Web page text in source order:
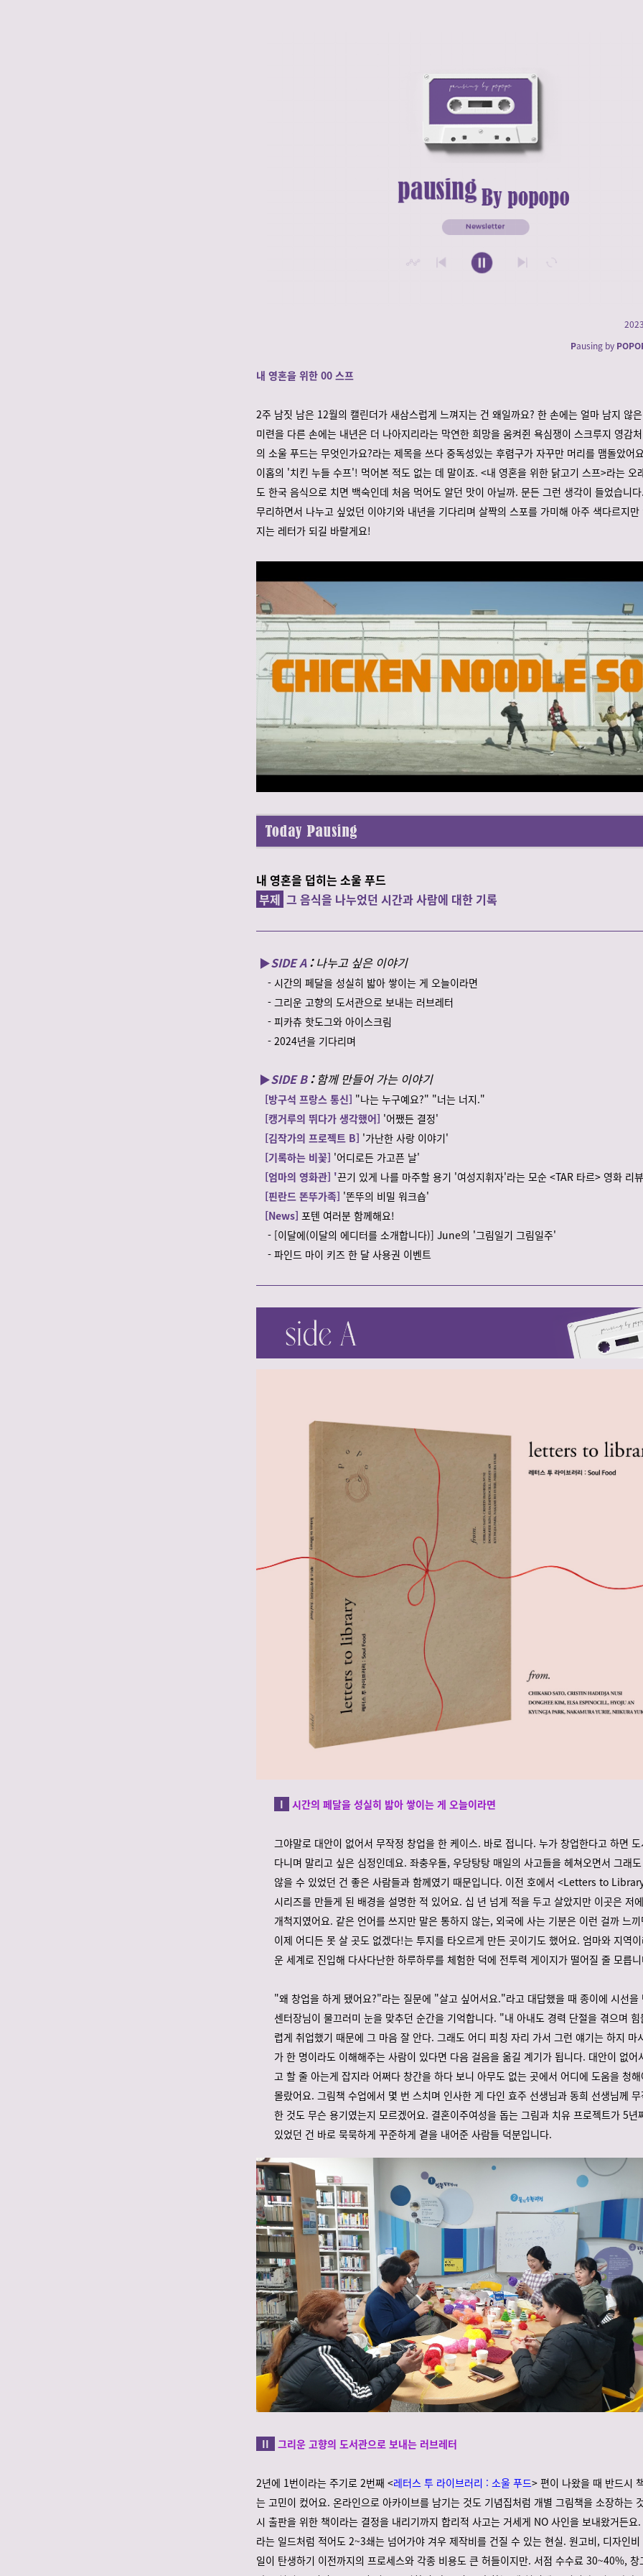
Pausing by
내 영혼을 위한 00 스프
2주 남짓 남은 12월의 캘린더가 새삼스럽게 느껴지는 건 왜일까요? 한 손에는 얼마 남지 않
미련을 다른 손에는 내년은 더 나아지리라는 막연한 희망을 움켜쥔 욕심쟁이 스크루지 영감
의 소울 푸드는 무엇인가요?라는 제목을 쓰다 중독성있는 후렴구가 자꾸만 머리를 맴돌았어
이홉의 '치킨 누들 수프'! 먹어본 적도 없는 데 말이죠. <내 영혼을 위한 닭고기 스프>라는 오
도 한국 음식으로 치면 백숙인데 처음 먹어도 알던 맛이 아닐까. 문든 그런 생각이 들었습니
무리하면서 나누고 싶었던 이야기와 내년을 기다리며 살짝의 스포를 가미해 아주 색다르지
지는 레터가 되길 바랄게요!
내 영혼을 덥히는 소울 푸드
부제 그 음식을 나누었던 시간과 사람에 대한 기록
▶️SIDE A:나누고 싶은 이야기
- 시간의 페달을 성실히 밟아 쌓이는 게 오늘이라면
- 그리운 고향의 도서관으로 보내는 러브레터
- 피카츄 핫도그와 아이스크림
- 2024년을 기다리며
▶️SIDE B: 함께 만들어 가는 이야기
[방구석 프랑스 통신] "나는 누구예요?" "너는 너지."
[캥거루의 뛰다가 생각했어] '어쨌든 결정'
[김작가의 프로젝트 B] '가난한 사랑 이야기'
[기록하는 비꽃] '어디로든 가고픈 날'
[엄마의 영화관] '끈기 있게 나를 마주할 용기 '여성지휘자'라는 모순 <TAR 타르> 영화 리
[핀란드 똔뚜가족] '똔뚜의 비밀 워크숍'
[News] 포텐 여러분 함께해요!
- [이달에(이달의 에디터를 소개합니다)] June의 '그림일기 그림일주'
- 파인드 마이 키즈 한 달 사용권 이벤트
I 시간의 페달을 성실히 밟아 쌓이는 게 오늘이라면
그야말로 대안이 없어서 무작정 창업을 한 케이스. 바로 접니다. 누가 창업한다고 하면
다니며 말리고 싶은 심정인데요. 좌충우돌, 우당탕탕 매일의 사고들을 헤쳐오면서 그래
않을 수 있었던 건 좋은 사람들과 함께였기 때문입니다. 이전 호에서 <Letters to
시리즈를 만들게 된 배경을 설명한 적 있어요. 십 년 넘게 적을 두고 살았지만 이곳은 저
개척지였어요. 같은 언어를 쓰지만 말은 통하지 않는, 외국에 사는 기분은 이런 걸까 느
이제 어디든 못 살 곳도 없겠다!는 투지를 타오르게 만든 곳이기도 했어요. 엄마와 지역
운 세계로 진입해 다사다난한 하루하루를 체험한 덕에 전투력 게이지가 떨어질 줄 모릅
"왜 창업을 하게 됐어요?"라는 질문에 "살고 싶어서요."라고 대답했을 때 종이에 시선을
센터장님이 물끄러미 눈을 맞추던 순간을 기억합니다. "내 아내도 경력 단절을 겪으며
렵게 취업했기 때문에 그 마음 잘 안다. 그래도 어디 피칭 자리 가서 그런 얘기는 하지 마
가 한 명이라도 이해해주는 사람이 있다면 다음 걸음을 옮길 계기가 됩니다. 대안이 없어
고 할 줄 아는게 잡지라 어쩌다 창간을 하다 보니 아무도 없는 곳에서 어디에 도움을 청
몰랐어요. 그림책 수업에서 몇 번 스치며 인사한 게 다인 효주 선생님과 동희 선생님께
한 것도 무슨 용기였는지 모르겠어요. 결혼이주여성을 돕는 그림과 치유 프로젝트가 5년
있었던 건 바로 묵묵하게 꾸준하게 곁을 내어준 사람들 덕분입니다.
II 그리운 고향의 도서관으로 보내는 러브레터
2년에 1번이라는 주기로 2번째 <레터스 투 라이브러리 : 소울 푸드> 편이 나왔을 때 반드시
는 고민이 컸어요. 온라인으로 아카이브를 남기는 것도 기념집처럼 개별 그림책을 소장하는
시 출판을 위한 책이라는 결정을 내리기까지 합리적 사고는 거세게 NO 사인을 보내왔거든요
라는 일드처럼 적어도 2~3쇄는 넘어가야 겨우 제작비를 건질 수 있는 현실. 원고비, 디자인
일이 탄생하기 이전까지의 프로세스와 각종 비용도 큰 허들이지만. 서점 수수료 30~40%,